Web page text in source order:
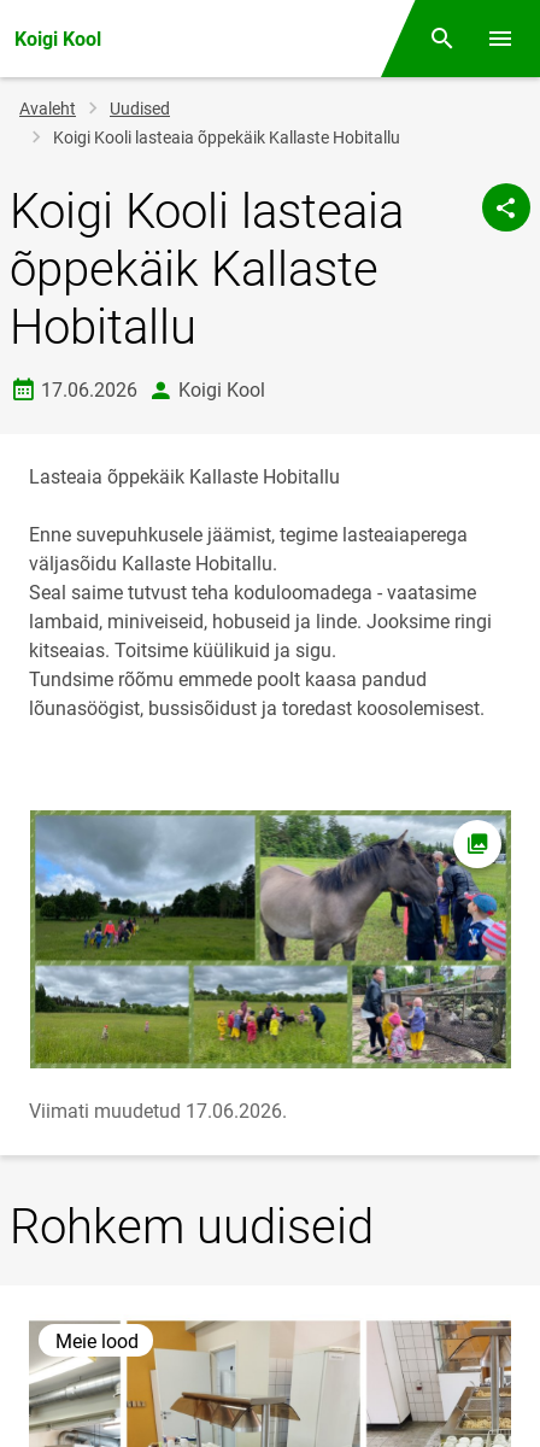
Koigi Kool Otsing
Jälglink
Avaleht
Uudised
Koigi Kooli lasteaia õppekäik Kallaste Hobitallu
Koigi Kooli lasteaia
õppekäik Kallaste
Hobitallu
Loomise kuupäev
17.06.2026 autorKoigi Kool
Lasteaia õppekäik Kallaste Hobitallu
Enne suvepuhkusele jäämist, tegime lasteaiaperega
väljasõidu Kallaste Hobitallu.
Seal saime tutvust teha koduloomadega - vaatasime
lambaid, miniveiseid, hobuseid ja linde. Jooksime ringi
kitseaias. Toitsime küülikuid ja sigu.
Tundsime rõõmu emmede poolt kaasa pandud
lõunasöögist, bussisõidust ja toredast koosolemisest.
Ava
Viimati muudetud 17.06.2026.
Rohkem uudiseid
Meie lood